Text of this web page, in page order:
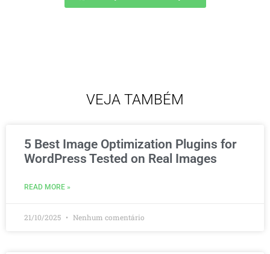
VEJA TAMBÉM
5 Best Image Optimization Plugins for
WordPress Tested on Real Images
READ MORE »
21/10/2025 Nenhum comentário